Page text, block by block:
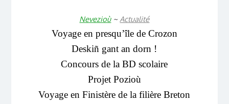
Nevezioù~ Actualité
Voyage en presqu’île de Crozon
Deskiñ gant an dorn !
Concours de la BD scolaire
Projet Pozioù
Voyage en Finistère de la filière Breton